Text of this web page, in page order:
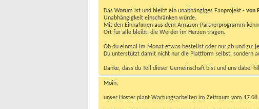
Das Worum ist und bleibt ein unabhängiges Fanprojekt - von
Unabhängigkeit einschränken würde.
Mit den Einnahmen aus dem Amazon-Partnerprogramm
Ort für alle bleibt, die Werder im Herzen tragen.
Ob du einmal im Monat etwas bestellst oder nur ab und zu:
Du unterstützt damit nicht nur die Plattform selbst, sondern
Danke, dass du Teil dieser Gemeinschaft bist und uns dabei
Moin,
unser Hoster plant Wartungsarbeiten im Zeitraum vom